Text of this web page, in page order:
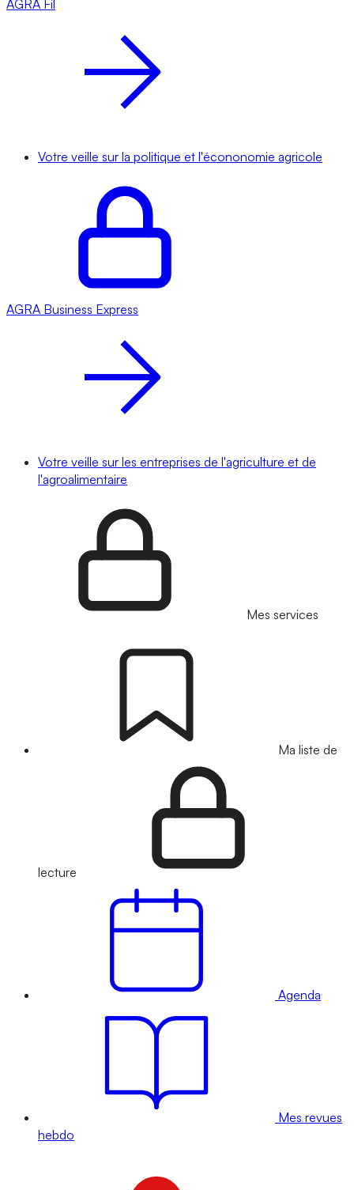
AGRA Fil
Votre veille sur la politique et l'écononomie agricole
AGRA Business Express
Votre veille sur les entreprises de l'agriculture et de
l'agroalimentaire
Mes services
Ma liste de
lecture
Agenda
Mes revues
hebdo